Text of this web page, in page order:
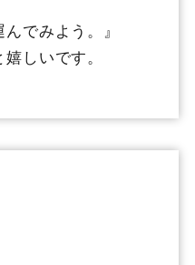
でみよう。』
しいです。